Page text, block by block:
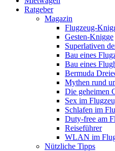
Ratgeber
Magazin
Flugzeug-
Gesten-Knigge
Superlativen
Bau eines
Bau eines
Bermuda
Mythen rund
Die geheimen
Sex im
Schlafen im
Duty-free am
Reiseführer
WLAN im
Nützliche Tipps